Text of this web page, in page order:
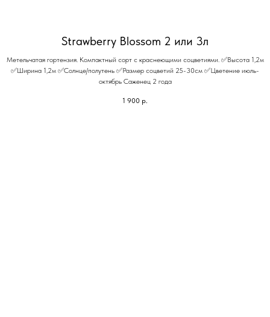
Strawberry Blossom 2 или 3л
Метельчатая гортензия. Компактный сорт с краснеющими соцветиями. ✅Высота 1,2м
✅Ширина 1,2м ✅Солнце/полутень ✅Размер соцветий 25-30см ✅Цветение июль-
октябрь Саженец 2 года
1 900 р.